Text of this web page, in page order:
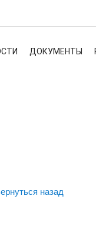
ДОКУМЕНТЫ
назад